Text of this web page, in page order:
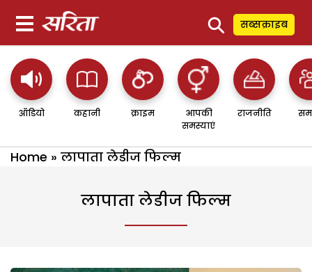
⚲ सब्सक्राइब
ऑडियो कहानी क्राइम
आपकी
समस्याएं
राजनीति
Home » लापाता लेडीज फिल्म
लापाता लेडीज फिल्म